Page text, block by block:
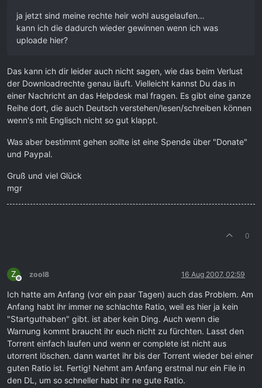
ja jetzt sind meine rechte heir wohl ausgelaufen…
kann ich die dadurch wieder gewinnen wenn ich was
uploade hier?
Das kann ich dir leider auch nicht sagen, wie das beim Verlust
der Downloadrechte genau läuft. Vielleicht kannst Du das in
einer Nachricht an das Helpdesk mal fragen. Es gibt eine ganze
Reihe dort, die auch Deutsch verstehen/lesen/schreiben können
wenn's mit Englisch nicht so gut klappt.
Was aber bestimmt gehen sollte ist eine Spende über "Donate"
und Paypal.
Gruß und viel Glück
mgr
0
Z
Offline
zool8 16 Aug 2007, 02:59
Ich hatte am Anfang (vor ein paar Tagen) auch das Problem. Am
Anfang habt ihr immer ne schlachte Ratio, weil es hier ja kein
"Startguthaben" gibt. ist aber kein Ding. Auch wenn die
Warnung kommt braucht ihr euch nicht zu fürchten. Lasst den
Torrent einfach laufen und wenn er complete ist nicht aus
utorrent löschen. dann wartet ihr bis der Torrent wieder bei einer
guten Ratio ist. Fertig! Nehmt am Anfang erstmal nur ein File in
den DL, um so schneller habt ihr ne gute Ratio.